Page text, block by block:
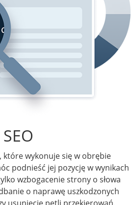
które wykonuje się w obrębie
podnieść jej pozycję w wynikach
wzbogacenie strony o słowa
o naprawę uszkodzonych
usunięcie pętli przekierowań.